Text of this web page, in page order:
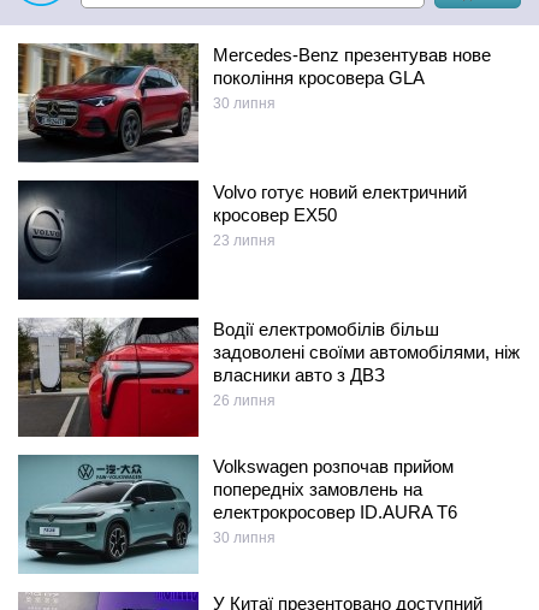
Mercedes-Benz презентував нове
покоління кросовера GLA
30 липня
Volvo готує новий електричний
кросовер EX50
23 липня
Водії електромобілів більш
задоволені своїми автомобілями, ніж
власники авто з ДВЗ
26 липня
Volkswagen розпочав прийом
попередніх замовлень на
електрокросовер ID.AURA T6
30 липня
У Китаї презентовано доступний